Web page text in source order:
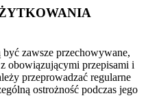
być zawsze przechowywane,
obowiązującymi przepisami i
przeprowadzać regularne
ostrożność podczas jego